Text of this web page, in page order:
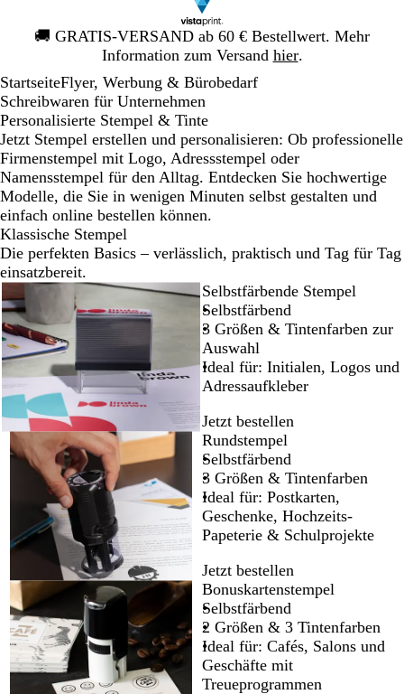
🚚 GRATIS-VERSAND ab 60 € Bestellwert. Mehr
Information zum Versand hier.
Galeriebild
1
StartseiteFlyer, Werbung & Bürobedarf
Schreibwaren für Unternehmen
Personalisierte Stempel & Tinte
Jetzt Stempel erstellen und personalisieren: Ob professionelle
Firmenstempel mit Logo, Adressstempel oder
Namensstempel für den Alltag. Entdecken Sie hochwertige
Modelle, die Sie in wenigen Minuten selbst gestalten und
einfach online bestellen können.
Klassische Stempel
Die perfekten Basics – verlässlich, praktisch und Tag für Tag
einsatzbereit.
Selbstfärbende Stempel
Selbstfärbend
3 Größen & Tintenfarben zur
Auswahl
Ideal für: Initialen, Logos und
Adressaufkleber
Jetzt bestellen
Rundstempel
Selbstfärbend
3 Größen & Tintenfarben
Ideal für: Postkarten,
Geschenke, Hochzeits-
Papeterie & Schulprojekte
Jetzt bestellen
Bonuskartenstempel
Selbstfärbend
2 Größen & 3 Tintenfarben
Ideal für: Cafés, Salons und
Geschäfte mit
Treueprogrammen